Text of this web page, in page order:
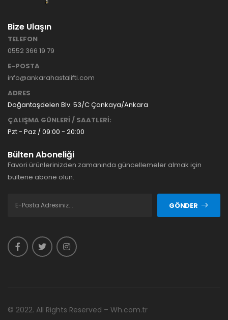
Bize Ulaşın
TELEFON
0552 366 19 79
E-POSTA
info@ankarahastalifti.com
ADRES
Doğantaşdelen Blv. 53/C Çankaya/Ankara
ÇALIŞMA GÜNLERİ / SAATLERİ:
Pzt - Paz / 09:00 - 20:00
Bülten Aboneliği
Favori ürünlerinizden zamanında güncellemeler almak için
bültene abone olun.
GÖNDER
© 2022. All Rights Reserved – Wh.com.tr